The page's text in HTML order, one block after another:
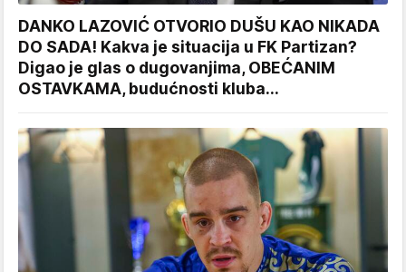
DANKO LAZOVIĆ OTVORIO DUŠU KAO NIKADA
DO SADA! Kakva je situacija u FK Partizan?
Digao je glas o dugovanjima, OBEĆANIM
OSTAVKAMA, budućnosti kluba...